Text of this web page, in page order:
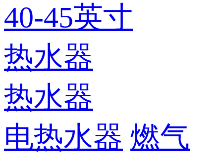
40-45英寸
热水器
热水器
电热水器 燃气